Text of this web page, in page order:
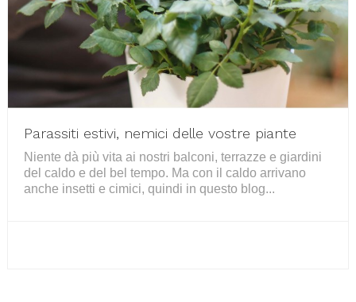
Parassiti estivi, nemici delle vostre piante
Niente dà più vita ai nostri balconi, terrazze e giardini
del caldo e del bel tempo. Ma con il caldo arrivano
anche insetti e cimici, quindi in questo blog...